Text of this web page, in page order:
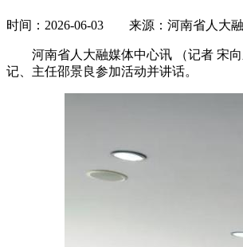
时间：2026-06-03 来源：河南省人大
河南省人大融媒体中心讯 （记者 宋向
记、主任邵景良参加活动并讲话。